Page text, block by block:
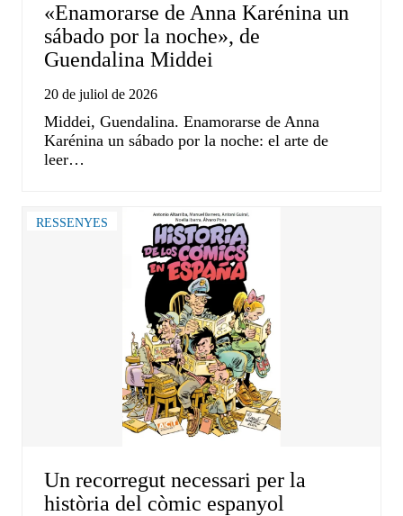
«Enamorarse de Anna Karénina un
sábado por la noche», de
Guendalina Middei
20 de juliol de 2026
Middei, Guendalina. Enamorarse de Anna
Karénina un sábado por la noche: el arte de
leer…
RESSENYES
Un recorregut necessari per la
història del còmic espanyol